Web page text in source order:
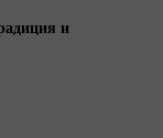
в Котбусе
и свежий
и